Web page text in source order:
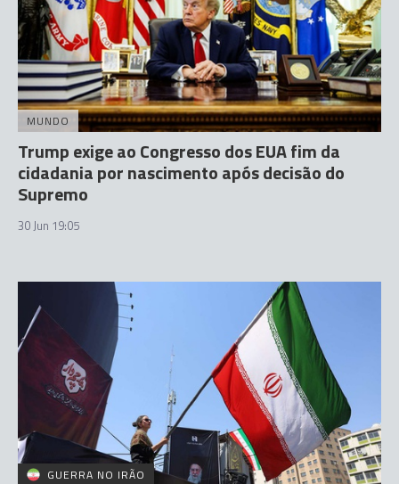
MUNDO
Trump exige ao Congresso dos EUA fim da
cidadania por nascimento após decisão do
Supremo
30 Jun 19:05
GUERRA NO IRÃO